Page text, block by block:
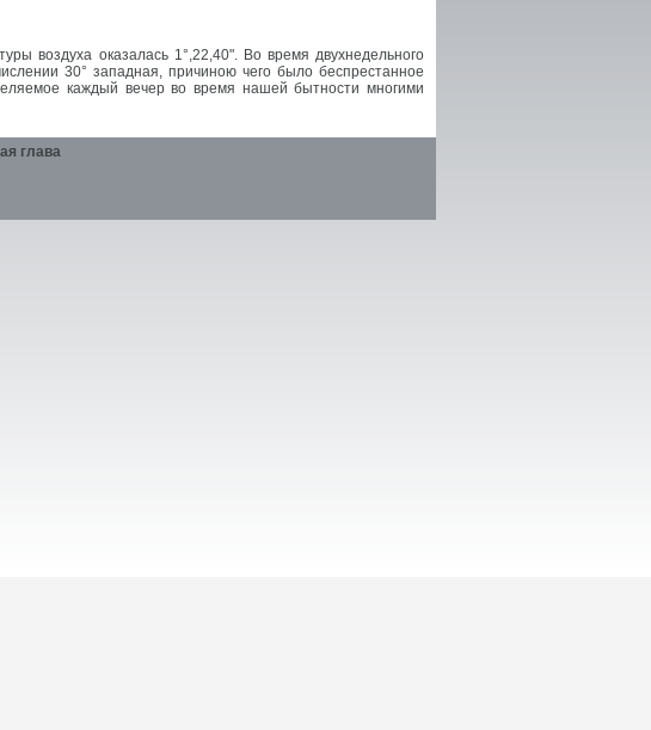
воздуха оказалась 1°,22,40". Во время двухнедельного
30° западная, причиною чего было беспрестанное
каждый вечер во время нашей бытности многими
глава